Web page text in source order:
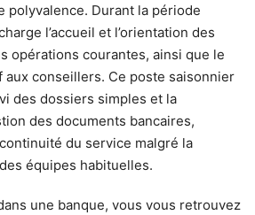
polyvalence. Durant la période
l’accueil et l’orientation des
opérations courantes, ainsi que le
conseillers. Ce poste saisonnier
des dossiers simples et la
des documents bancaires,
du service malgré la
équipes habituelles.
une banque, vous vous retrouvez